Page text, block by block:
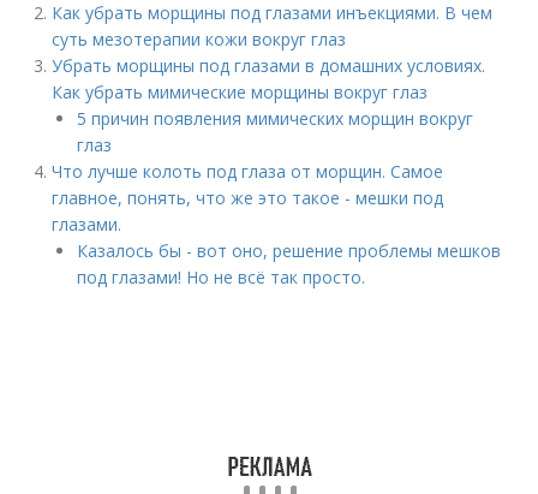
Как убрать морщины под глазами инъекциями. В чем
суть мезотерапии кожи вокруг глаз
Убрать морщины под глазами в домашних условиях.
Как убрать мимические морщины вокруг глаз
5 причин появления мимических морщин вокруг
глаз
Что лучше колоть под глаза от морщин. Самое
главное, понять, что же это такое - мешки под
глазами.
Казалось бы - вот оно, решение проблемы мешков
под глазами! Но не всё так просто.